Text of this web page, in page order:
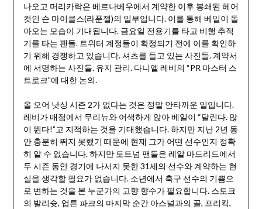
나오고 머리카락은 베르나베우에서 계약한 이후 봉쇄된 헤어
컷인 숀 마이클스(라푼젤)의 일부입니다. 이를 통해 베일이 돌
아오는 모습이 기대됩니다. 금요일 전용기를 타고 비행 추적
기를 타는 팬들. 트위터 계정들이 확정되기 전에 이를 확인하
기 위해 경쟁하고 있습니다. 셔츠를 들고 있는 사진들. 계약서
에 서명하는 사진들. 유지 관리. 다니엘 레비의 “PR 마스터 스
트로크”에 대한 논의.
올 오어 낫싱 시즌 2가 없다는 것은 정말 안타까운 일입니다.
레비가 매점에서 무리뉴와 어색하게 앉아 베일이 “달린다. 많
이 뛴다!”고 지적하는 것을 기대했습니다. 하지만 지난 2년 동
안 충분히 뛰지 못했기 때문에 현재 그가 어떤 선수인지 정확
히 알 수 없습니다. 하지만 토트넘 팬들은 레알 마드리드에서
두 시즌 동안 경기에 나서지 못한 31세의 선수와 계약하는 현
실을 생각할 필요가 없습니다. 소년에서 축구 선수의 기쁨으
로 변하는 것을 본 누군가의 고향 향수가 필요합니다. 스토크
의 발리슛, 업튼 파크의 마지막 순간 아스널과의 골, 프리킥,